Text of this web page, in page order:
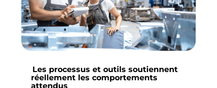
Les processus et outils soutiennent
réellement les comportements
attendus